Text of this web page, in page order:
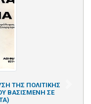
ΤΗΣ ΠΟΛΙΤΙΚΗΣ
ΒΑΣΙΣΜΕΝΗ ΣΕ